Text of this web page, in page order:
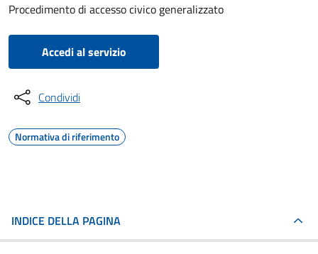
Procedimento di accesso civico generalizzato
Accedi al servizio
Condividi
Normativa di riferimento
INDICE DELLA PAGINA